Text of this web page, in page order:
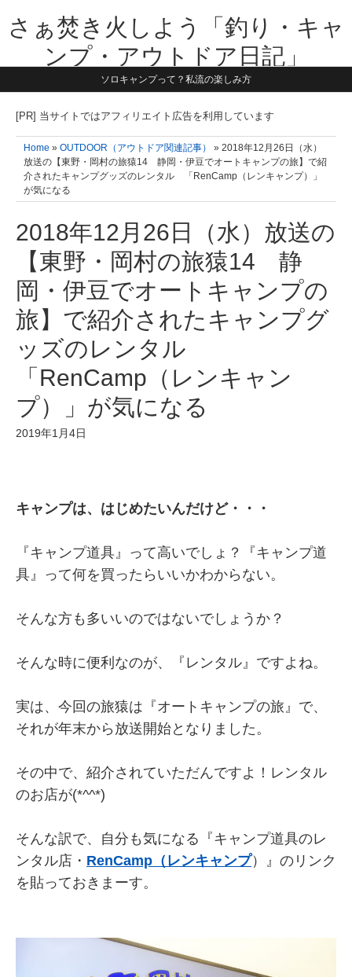
さぁ焚き火しよう「釣り・キャ
ンプ・アウトドア日記」
【テーマは子供と一緒に本気で遊ぶ】1981年うまれ・横浜在住。妻と3
す。同じ世代のお父さんに読んで頂けたら嬉しいです！よろしくお願い
ソロキャンプって？私流の楽しみ方
[PR] 当サイトではアフィリエイト広告を利用しています
Home » OUTDOOR（アウトドア関連記事）
» 2018年12月26日（水）
放送の【東野・岡村の旅猿14 静岡・伊豆でオートキャンプの旅】で紹
介されたキャンプグッズのレンタル 「RenCamp（レンキャンプ）」
が気になる
2018年12月26日（水）放送の
【東野・岡村の旅猿14 静
岡・伊豆でオートキャンプの
旅】で紹介されたキャンプグ
ッズのレンタル
「RenCamp（レンキャン
プ）」が気になる
2019年1月4日
キャンプは、はじめたいんだけど・・・
『キャンプ道具』って高いでしょ？『キャンプ道
具』って何を買ったらいいかわからない。
そんな方も多いいのではないでしょうか？
そんな時に便利なのが、『レンタル』ですよね。
実は、今回の旅猿は『オートキャンプの旅』で、
それが年末から放送開始となりました。
その中で、紹介されていただんですよ！レンタル
のお店が(*^^*)
そんな訳で、自分も気になる『キャンプ道具のレ
ンタル店・ RenCamp（レンキャンプ）』のリンク
を貼っておきまーす。